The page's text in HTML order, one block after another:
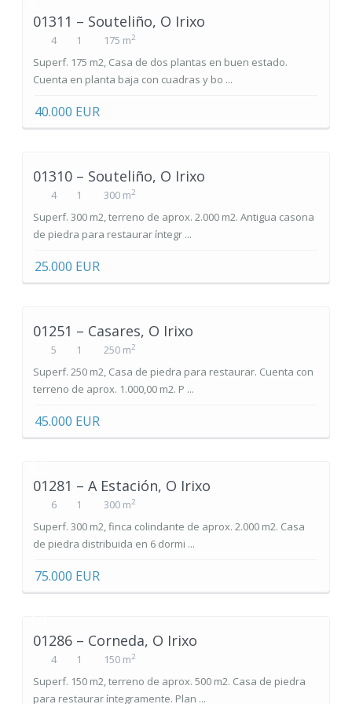
01311 – Souteliño, O Irixo
4 1 175 m2
Superf. 175 m2, Casa de dos plantas en buen estado.
Cuenta en planta baja con cuadras y bo ...
40.000 EUR
01310 – Souteliño, O Irixo
4 1 300 m2
Superf. 300 m2, terreno de aprox. 2.000 m2. Antigua casona
de piedra para restaurar íntegr ...
25.000 EUR
01251 – Casares, O Irixo
5 1 250 m2
Superf. 250 m2, Casa de piedra para restaurar. Cuenta con
terreno de aprox. 1.000,00 m2. P ...
45.000 EUR
01281 – A Estación, O Irixo
6 1 300 m2
Superf. 300 m2, finca colindante de aprox. 2.000 m2. Casa
de piedra distribuida en 6 dormi ...
75.000 EUR
01286 – Corneda, O Irixo
4 1 150 m2
Superf. 150 m2, terreno de aprox. 500 m2. Casa de piedra
para restaurar íntegramente. Plan ...